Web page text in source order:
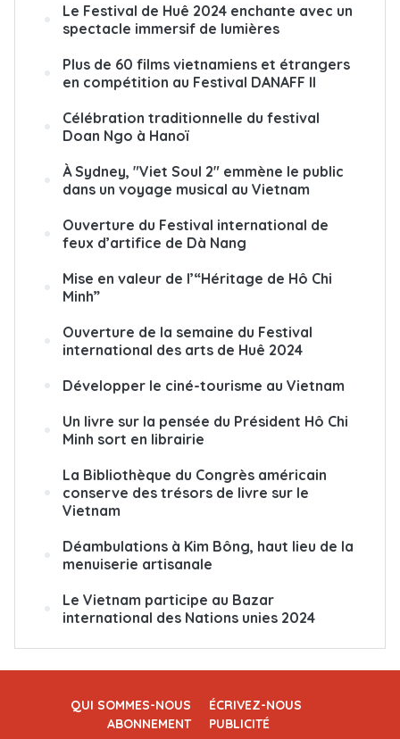
Le Festival de Huê 2024 enchante avec un
spectacle immersif de lumières
Plus de 60 films vietnamiens et étrangers
en compétition au Festival DANAFF II
Célébration traditionnelle du festival
Doan Ngo à Hanoï
À Sydney, "Viet Soul 2" emmène le public
dans un voyage musical au Vietnam
Ouverture du Festival international de
feux d’artifice de Dà Nang
Mise en valeur de l’“Héritage de Hô Chi
Minh”
Ouverture de la semaine du Festival
international des arts de Huê 2024
Développer le ciné-tourisme au Vietnam
Un livre sur la pensée du Président Hô Chi
Minh sort en librairie
La Bibliothèque du Congrès américain
conserve des trésors de livre sur le
Vietnam
Déambulations à Kim Bông, haut lieu de la
menuiserie artisanale
Le Vietnam participe au Bazar
international des Nations unies 2024
QUI SOMMES-NOUS
ÉCRIVEZ-NOUS
ABONNEMENT
PUBLICITÉ